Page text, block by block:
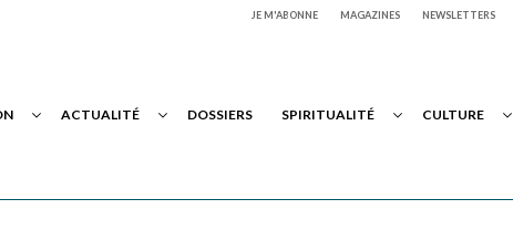
JE M'ABONNE MAGAZINES NEWSLETTERS
ACTUALITÉ DOSSIERS SPIRITUALITÉ CULTURE